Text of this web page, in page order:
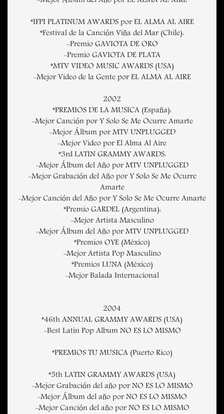
*IFPI PLATINUM AWARDS por EL ALMA AL AIRE
*Festival de la Canción Viña del Mar (Chile):
-Premio GAVIOTA DE ORO
-Premio GAVIOTA DE PLATA
*MTV VIDEO MUSIC AWARDS (USA)
-Mejor Video de la Gente por EL ALMA AL AIRE
2002
*PREMIOS DE LA MUSICA (España):
-Mejor Canción por Y Solo Se Me Ocurre Amarte
-Mejor Álbum por MTV UNPLUGGED
-Mejor Video por El Alma Al Aire
*3rd LATIN GRAMMY AWARDS:
-Mejor Álbum del Año por MTV UNPLUGGED
-Mejor Grabación del Año por Y Solo Se Me Ocurre
Amarte
-Mejor Canción del Año por Y Solo Se Me Ocurre Amarte
*Premio GARDEL (Argentina):
-Mejor Artista Masculino
-Mejor Álbum del Año por MTV UNPLUGGED
*Premios OYE (México)
-Mejor Artista Pop Masculino
*Premios LUNA (México)
-Mejor Balada Internacional
2004
*46th ANNUAL GRAMMY AWARDS (USA)
-Best Latin Pop Album NO ES LO MISMO
*PREMIOS TU MUSICA (Puerto Rico)
*5th LATIN GRAMMY AWARDS (USA)
-Mejor Grabación del año por NO ES LO MISMO
-Mejor Álbum del año por NO ES LO MISMO
-Mejor Canción del año por NO ES LO MISMO